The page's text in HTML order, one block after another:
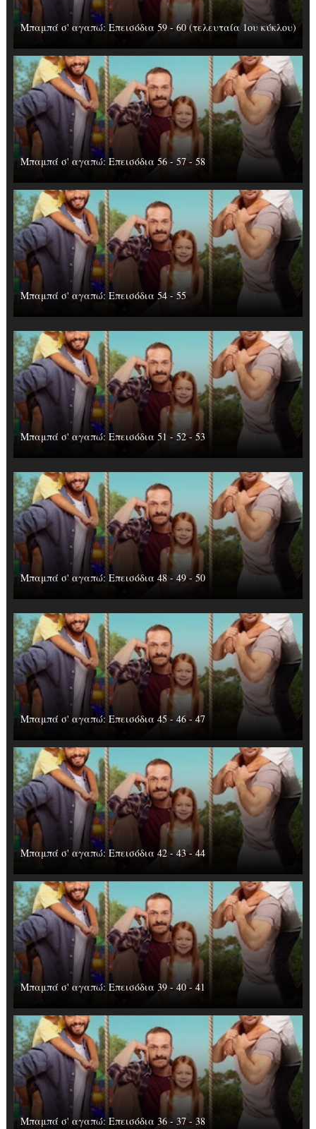
Μπαμπά σ' αγαπώ: Επεισόδια 59 - 60 (τελευταία 1ου κύκλου)
Μπαμπά σ' αγαπώ: Επεισόδια 56 - 57 - 58
Μπαμπά σ' αγαπώ: Επεισόδια 54 - 55
Μπαμπά σ' αγαπώ: Επεισόδια 51 - 52 - 53
Μπαμπά σ' αγαπώ: Επεισόδια 48 - 49 - 50
Μπαμπά σ' αγαπώ: Επεισόδια 45 - 46 - 47
Μπαμπά σ' αγαπώ: Επεισόδια 42 - 43 - 44
Μπαμπά σ' αγαπώ: Επεισόδια 39 - 40 - 41
Μπαμπά σ' αγαπώ: Επεισόδια 36 - 37 - 38